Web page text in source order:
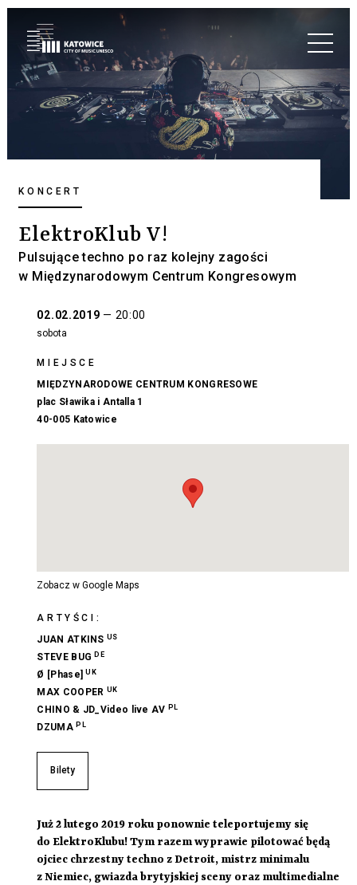
KONCERT
ElektroKlub V!
Pulsujące techno po raz kolejny zagości
w Międzynarodowym Centrum Kongresowym
02.02.2019 — 20:00
sobota
MIEJSCE
MIĘDZYNARODOWE CENTRUM KONGRESOWE
plac Sławika i Antalla 1
40-005 Katowice
Zobacz w Google Maps
ARTYŚCI:
JUAN ATKINSUS
STEVE BUGDE
Ø [Phase]UK
MAX COOPER UK
CHINO & JD_Video live AV PL
DZUMAPL
Bilety
Już 2 lutego 2019 roku ponownie teleportujemy się
do ElektroKlubu! Tym razem wyprawie pilotować będą
ojciec chrzestny techno z Detroit, mistrz minimalu
z Niemiec, gwiazda brytyjskiej sceny oraz multimedialne